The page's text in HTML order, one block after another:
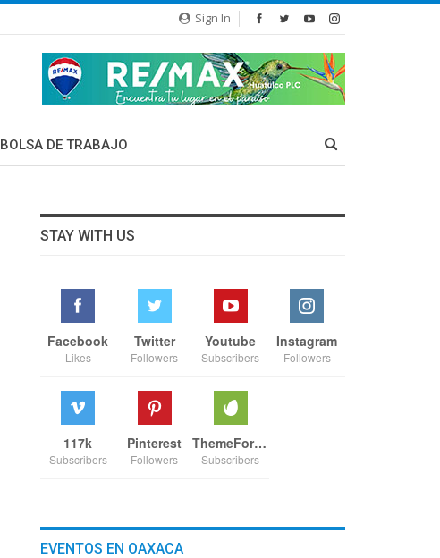
Sign In
BOLSA DE TRABAJO
STAY WITH US
Facebook
Likes
Twitter
Followers
Youtube
Subscribers
Instagram
Followers
117k
Subscribers
Pinterest
Followers
ThemeForest
Subscribers
EVENTOS EN OAXACA